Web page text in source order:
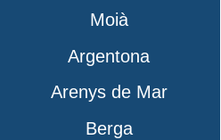
Moià
Argentona
Arenys de Mar
Berga